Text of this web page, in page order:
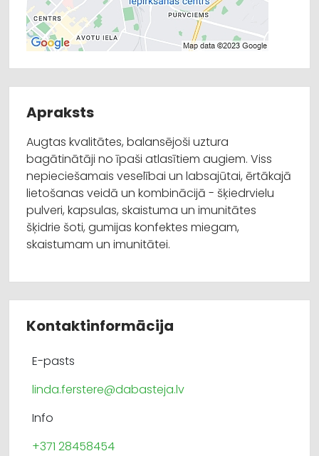
Apraksts
Augtas kvalitātes, balansējoši uztura
bagātinātāji no īpaši atlasītiem augiem. Viss
nepieciešamais veselībai un labsajūtai, ērtākajā
lietošanas veidā un kombinācijā - šķiedrvielu
pulveri, kapsulas, skaistuma un imunitātes
šķidrie šoti, gumijas konfektes miegam,
skaistumam un imunitātei.
Kontaktinformācija
E-pasts
linda.ferstere@dabasteja.lv
Info
+371 28458454